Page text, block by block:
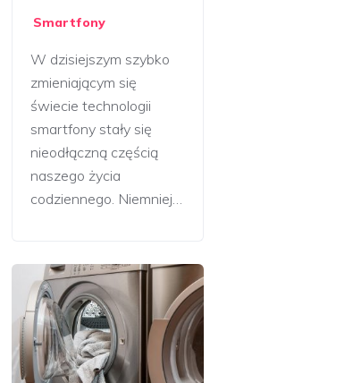
Smartfony
W dzisiejszym szybko
zmieniającym się
świecie technologii
smartfony stały się
nieodłączną częścią
naszego życia
codziennego. Niemniej…